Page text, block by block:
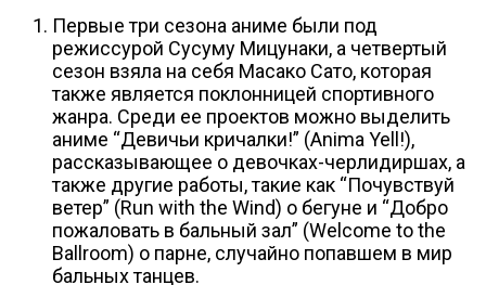
Первые три сезона аниме были под
режиссурой Сусуму Мицунаки, а четвертый
сезон взяла на себя Масако Сато, которая
также является поклонницей спортивного
жанра. Среди ее проектов можно выделить
аниме “Девичьи кричалки!” (Anima Yell!),
рассказывающее о девочках-черлидиршах, а
также другие работы, такие как “Почувствуй
ветер” (Run with the Wind) о бегуне и “Добро
пожаловать в бальный зал” (Welcome to the
Ballroom) о парне, случайно попавшем в мир
бальных танцев.